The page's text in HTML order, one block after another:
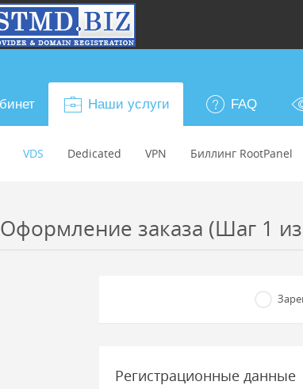
Наши услуги
VDS Dedicated VPN Биллинг RootPanel
FAQ
Оформление заказа (Шаг 1
Регистрационные данные